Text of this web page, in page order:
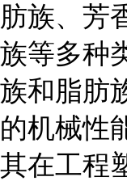
肪族、芳
族等多种
族和脂肪
的机械性
其在工程